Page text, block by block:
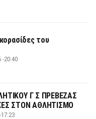
του
20:40
Γ Σ ΠΡΕΒΕΖΑΣ
ΣΤΟΝ ΑΘΛΗΤΙΣΜΟ